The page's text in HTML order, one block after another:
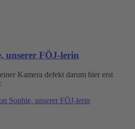
unserer FÖJ-lerin
Kamera defekt darum hier erst
Sophie, unserer FÖJ-lerin